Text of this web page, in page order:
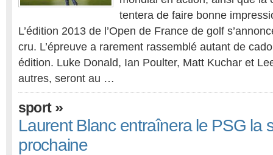
tentera de faire bonne
L’édition 2013 de l’Open de France de golf
cru. L’épreuve a rarement rassemblé autant de
édition. Luke Donald, Ian Poulter, Matt Kuchar et
autres, seront au …
sport»
Laurent Blanc entraînera le PSG la
prochaine